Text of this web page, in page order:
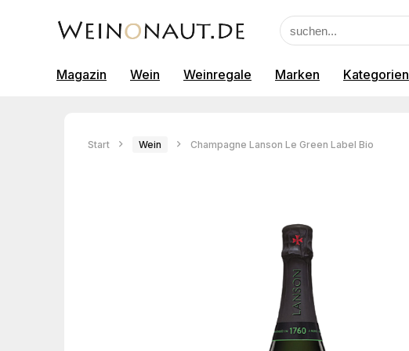
Magazin Wein Weinregale Marken Kategorien
Start Wein Champagne Lanson Le Green Label Bio